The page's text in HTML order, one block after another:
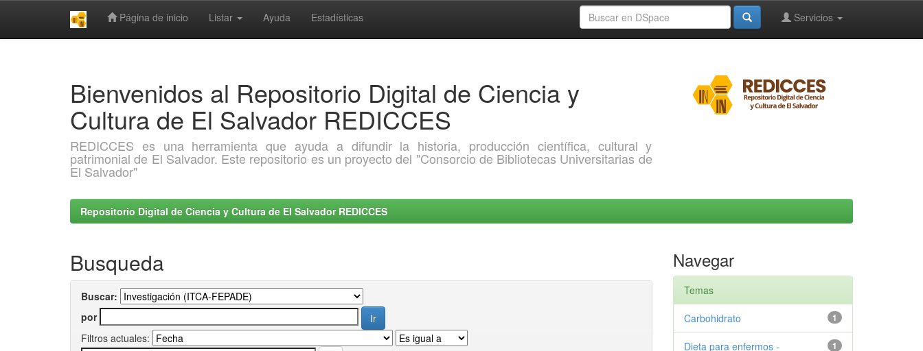
Página de inicio Listar Ayuda Estadísticas Servicios
Bienvenidos al Repositorio Digital de Ciencia y
Cultura de El Salvador REDICCES
REDICCES es una herramienta que ayuda a difundir la historia, producción científica, cultural y
patrimonial de El Salvador. Este repositorio es un proyecto del "Consorcio de Bibliotecas Universitarias de
El Salvador"
Repositorio Digital de Ciencia y Cultura de El Salvador REDICCES
Busqueda
Buscar:
por
Filtros actuales:
Navegar
Temas
1
Carbohidrato
1
Dieta para enfermos -